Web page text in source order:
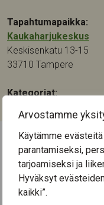
Arvostamme
Käytämme
parantamiseksi,
tarjoamiseksi ja
Hyväksyt
kaikki”.
Tapahtumapaikka:
Kaukaharjukeskus
Keskisenkatu 13-15
33710 Tampere
Kategoriat:
←